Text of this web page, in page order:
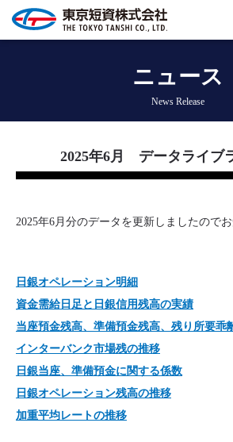
ニュース
News Release
2025年6月 データライブ
2025年6月分のデータを更新しましたので
日銀オペレーション明細
資金需給日足と日銀信用残高の実績
当座預金残高、準備預金残高、残り所要乖
インターバンク市場残の推移
日銀当座、準備預金に関する係数
日銀オペレーション残高の推移
加重平均レートの推移